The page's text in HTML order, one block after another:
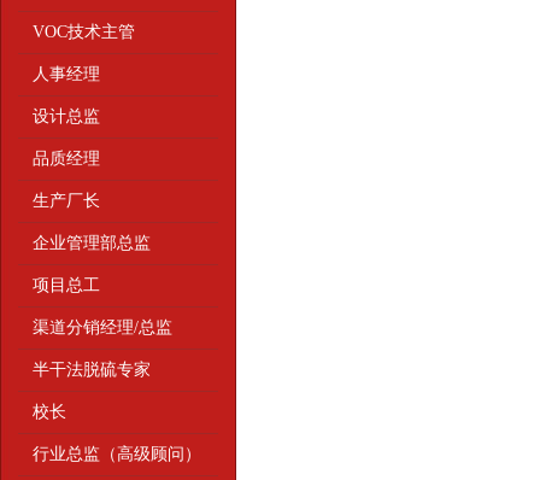
VOC技术主管
人事经理
设计总监
品质经理
生产厂长
企业管理部总监
项目总工
渠道分销经理/总监
半干法脱硫专家
校长
行业总监（高级顾问）